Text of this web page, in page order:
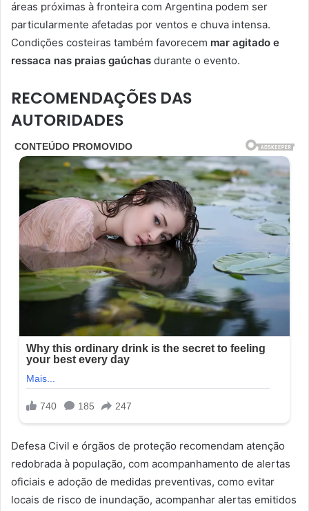
áreas próximas à fronteira com Argentina podem ser
particularmente afetadas por ventos e chuva intensa.
Condições costeiras também favorecem mar agitado e
ressaca nas praias gaúchas durante o evento.
RECOMENDAÇÕES DAS
AUTORIDADES
Defesa Civil e órgãos de proteção recomendam atenção
redobrada à população, com acompanhamento de alertas
oficiais e adoção de medidas preventivas, como evitar
locais de risco de inundação, acompanhar alertas emitidos